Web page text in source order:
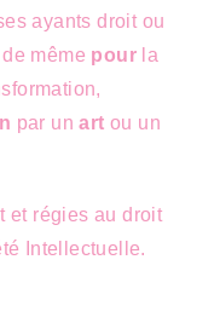
ayants droit ou
même pour la
par unart ou un
et régies au droit
Intellectuelle.